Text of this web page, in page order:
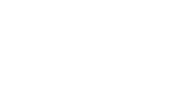
・浸透経験、複雑なドメインモデ
ダクトオーナー経験が挙げられてい